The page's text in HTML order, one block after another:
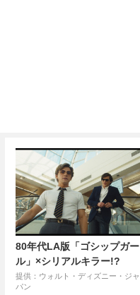
80年代LA版「ゴシップガー
ル」×シリアルキラー!?
提供：ウォルト・ディズニー・ジャ
パン